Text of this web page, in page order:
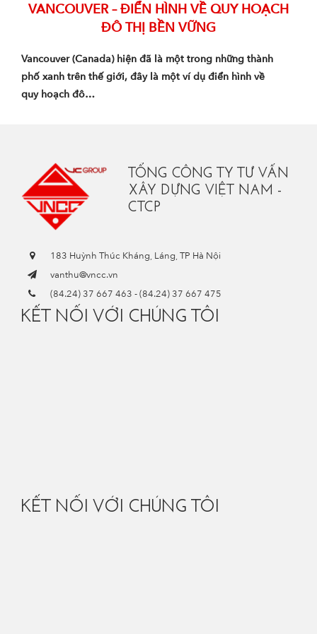
VANCOUVER – ĐIỂN HÌNH VỀ QUY HOẠCH
ĐÔ THỊ BỀN VỮNG
Vancouver (Canada) hiện đã là một trong những thành
phố xanh trên thế giới, đây là một ví dụ điển hình về
quy hoạch đô…
TỔNG CÔNG TY TƯ VẤN
XÂY DỰNG VIỆT NAM -
CTCP
183 Huỳnh Thúc Kháng, Láng, TP Hà Nội
vanthu@vncc.vn
(84.24) 37 667 463 -(84.24) 37 667 475
KẾT NỐI VỚI CHÚNG TÔI
KẾT NỐI VỚI CHÚNG TÔI